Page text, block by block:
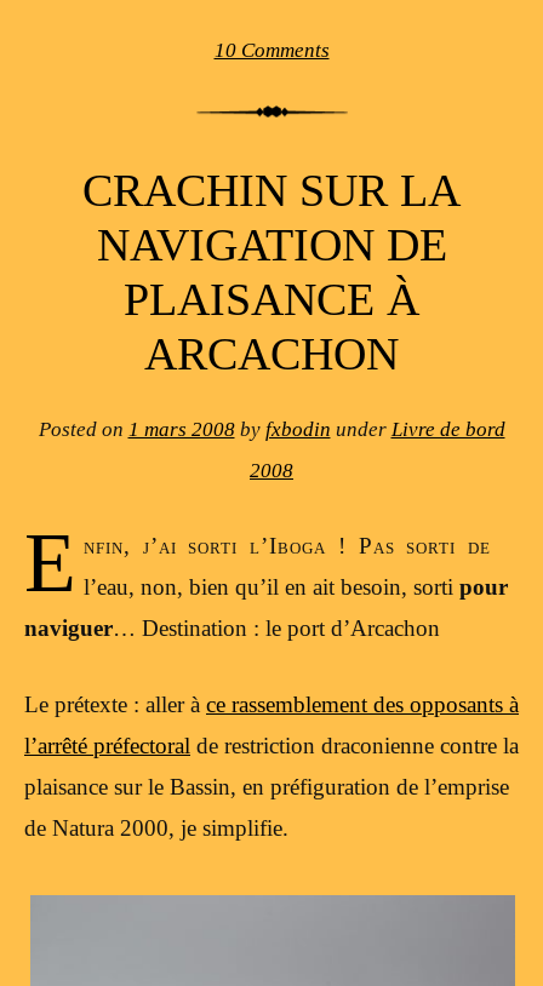
10 Comments
CRACHIN SUR LA
NAVIGATION DE
PLAISANCE À
ARCACHON
Posted on 1 mars 2008by fxbodin under Livre de bord
2008
E nfin, j’ai sorti l’Iboga ! Pas sorti de
l’eau, non, bien qu’il en ait besoin, sorti pour
naviguer… Destination : le port d’Arcachon
Le prétexte : aller à ce rassemblement des opposants à
l’arrêté préfectoral de restriction draconienne contre la
plaisance sur le Bassin, en préfiguration de l’emprise
de Natura 2000, je simplifie.